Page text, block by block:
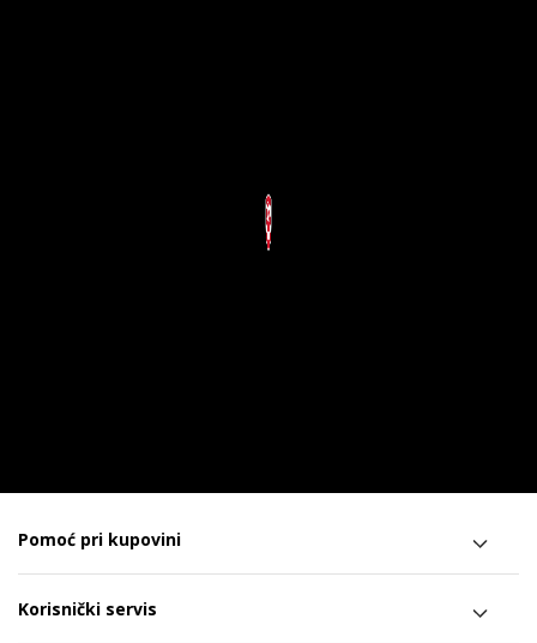
Pomoć pri kupovini
Korisnički servis